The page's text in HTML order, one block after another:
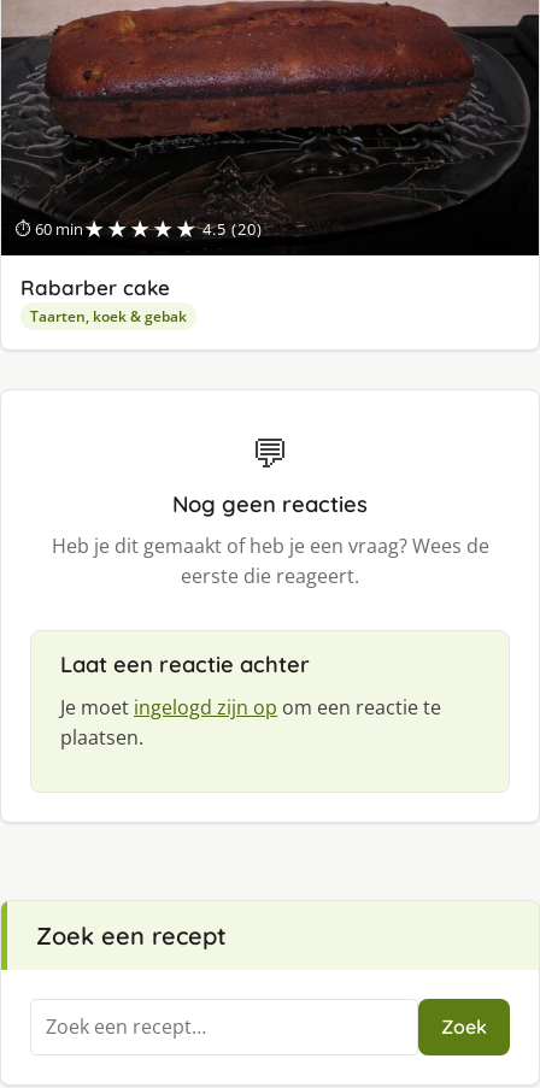
⏱ 60 min★★★★★ 4.5 (20)
Rabarber cake
Taarten, koek & gebak
💬
Nog geen reacties
Heb je dit gemaakt of heb je een vraag? Wees de
eerste die reageert.
Laat een reactie achter
Je moet ingelogd zijn op om een reactie te
plaatsen.
Zoek een recept
Zoeken
naar:
Zoek